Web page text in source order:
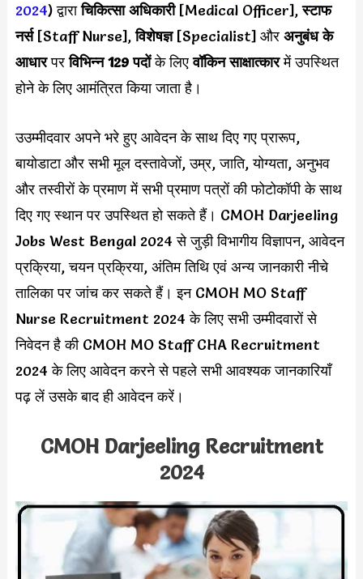
2024) द्वाराचिकित्सा अधिकारी[Medical Officer],स्टाफ
नर्स[Staff Nurse],विशेषज्ञ[Specialist] और अनुबंध के
आधारपरविभिन्न 129 पदोंके लिएवॉकिन साक्षात्कारमें उपस्थित
होने के लिए आमंत्रित किया जाता है।
उउम्मीदवार अपने भरे हुए आवेदन के साथ दिए गए प्रारूप,
बायोडाटा और सभी मूल दस्तावेजों, उम्र, जाति, योग्यता, अनुभव
और तस्वीरों के प्रमाण में सभी प्रमाण पत्रों की फोटोकॉपी के साथ
दिए गए स्थान पर उपस्थित हो सकते हैं। CMOH Darjeeling
Jobs West Bengal 2024 से जुड़ी विभागीय विज्ञापन, आवेदन
प्रक्रिया, चयन प्रक्रिया, अंतिम तिथि एवं अन्य जानकारी नीचे
तालिका पर जांच कर सकते हैं। इन CMOH MO Staff
Nurse Recruitment 2024 के लिए सभी उम्मीदवारों से
निवेदन है की CMOH MO Staff CHA Recruitment
2024 के लिए आवेदन करने से पहले सभी आवश्यक जानकारियाँ
पढ़ लें उसके बाद ही आवेदन करें।
CMOH Darjeeling Recruitment
2024